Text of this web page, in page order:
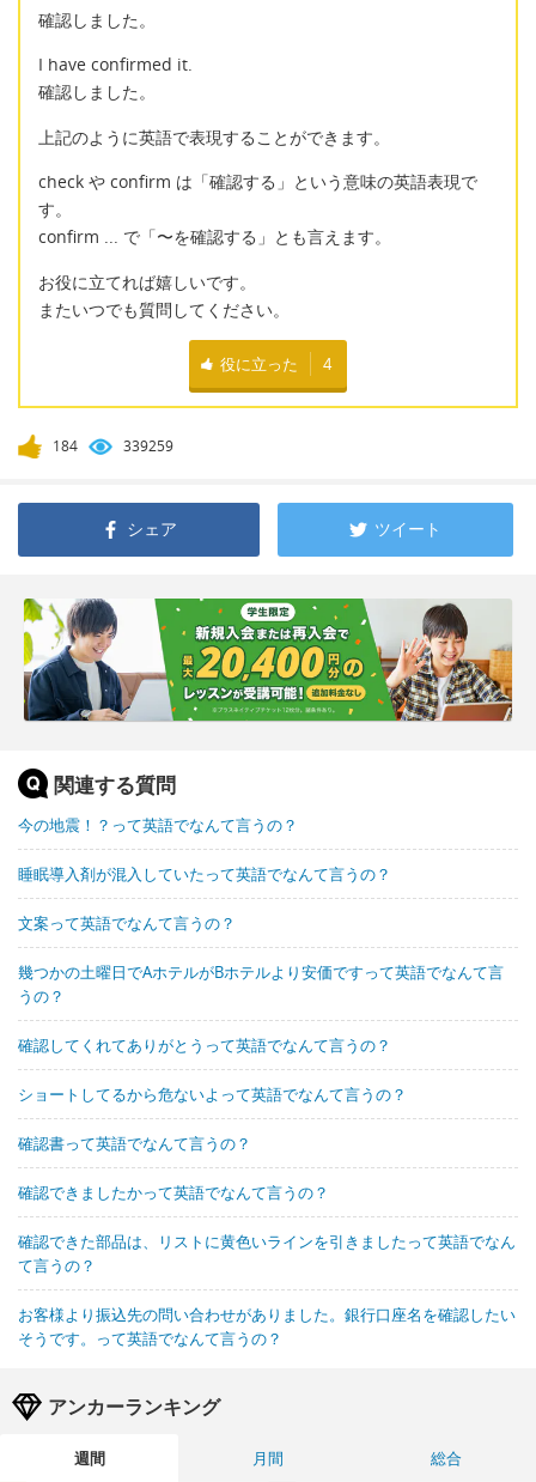
確認しました。
I have confirmed it.
確認しました。
上記のように英語で表現することができます。
check や confirm は「確認する」という意味の英語表現で
す。
confirm ... で「〜を確認する」とも言えます。
お役に立てれば嬉しいです。
またいつでも質問してください。
役に立った 4
184 339259
シェア ツイート
関連する質問
今の地震！？って英語でなんて言うの？
睡眠導入剤が混入していたって英語でなんて言うの？
文案って英語でなんて言うの？
幾つかの土曜日でAホテルがBホテルより安価ですって英語でなんて言
うの？
確認してくれてありがとうって英語でなんて言うの？
ショートしてるから危ないよって英語でなんて言うの？
確認書って英語でなんて言うの？
確認できましたかって英語でなんて言うの？
確認できた部品は、リストに黄色いラインを引きましたって英語でなん
て言うの？
お客様より振込先の問い合わせがありました。銀行口座名を確認したい
そうです。って英語でなんて言うの？
アンカーランキング
週間 月間
総合